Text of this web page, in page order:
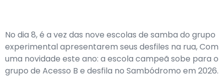
No dia 8, é a vez das nove escolas de samba do grupo
experimental apresentarem seus desfiles na rua, Com
uma novidade este ano: a escola campeã sobe para o
grupo de Acesso B e desfila no Sambódromo em 2026.